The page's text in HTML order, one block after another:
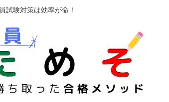
試験対策は効率が命！